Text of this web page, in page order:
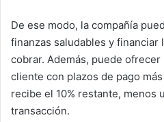
De ese modo, la compañía
finanzas saludables y financiar
cobrar. Además, puede
cliente con plazos de pago
recibe el 10% restante, menos
transacción.